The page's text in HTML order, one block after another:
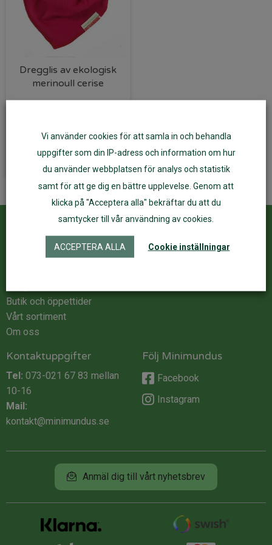
Dregglis av ekologisk
merinoull cerise
Läs mer
Kundservice
Kontakta oss
Butik och öppettider
Vårt sortiment
Om oss
Kontaktuppgifter
Tel: 073-021 67 83 mellan
10-16
Mail:
kontakt@minimundus.se
Följ Minimundus
Facebook
Instagram
Anmäl dig till vårt nyhetsbrev
Vi använder cookies för att samla in och behandla
uppgifter som din IP-adress och information om hur
du använder webbplatsen för analys och statistik
samt för att ge dig en bättre upplevelse. Genom att
klicka på "Acceptera alla" bekräftar du att du
samtycker till vår användning av cookies.
ACCEPTERA ALLA Cookie inställningar